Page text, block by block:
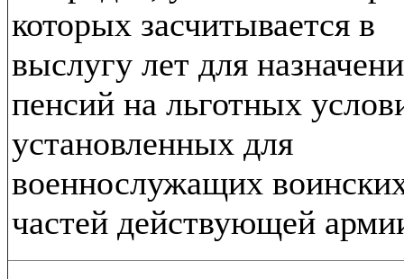
которых засчитывается в
выслугу лет для
пенсий на льготных
установленных для
военнослужащих
частей действующей